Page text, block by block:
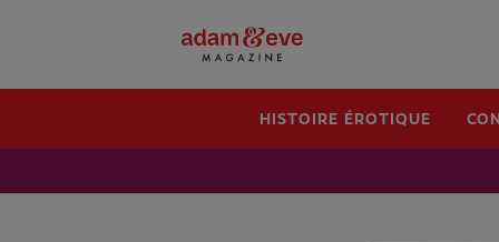
HISTOIRE ÉROTIQUE